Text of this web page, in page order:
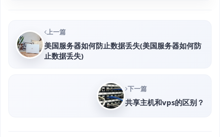
上一篇
美国服务器如何防止数据丢失(美国服务器如何防
止数据丢失)
下一篇
共享主机和vps的区别？